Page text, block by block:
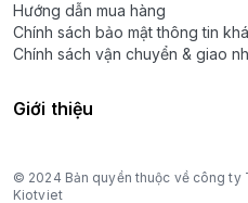
Hướng dẫn mua hàng
Chính sách bảo mật thông tin
Chính sách vận chuyển & giao
Giới thiệu
© 2024 Bản quyền thuộc về công
Kiotviet